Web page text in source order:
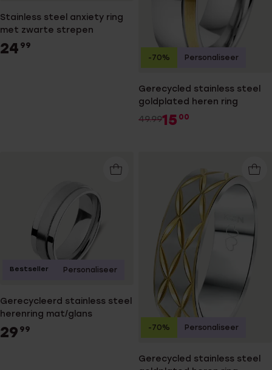
Stainless steel anxiety ring
met zwarte strepen
24 99
Gerecycled stainless steel
goldplated heren ring
49.9915 00
-70% Personaliseer
Gerecycleerd stainless steel
herenring mat/glans
29 99
Bestseller Personaliseer
Gerecycled stainless steel
-70% Personaliseer